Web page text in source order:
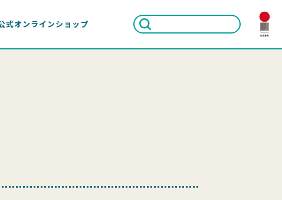
式オンラインショップ